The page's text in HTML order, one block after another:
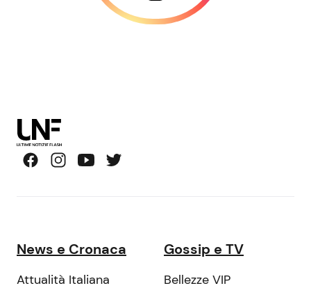
News e Cronaca
Attualità Italiana
Gossip e TV
Bellezze VIP